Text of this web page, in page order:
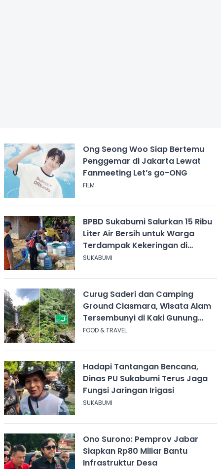
Ong Seong Woo Siap Bertemu
Penggemar di Jakarta Lewat
Fanmeeting Let’s go-ONG
FILM
BPBD Sukabumi Salurkan 15 Ribu
Liter Air Bersih untuk Warga
Terdampak Kekeringan di
Cicurug
SUKABUMI
Curug Saderi dan Camping
Ground Ciasmara, Wisata Alam
Tersembunyi di Kaki Gunung
Salak
FOOD & TRAVEL
Hadapi Tantangan Bencana,
Dinas PU Sukabumi Terus Jaga
Fungsi Jaringan Irigasi
SUKABUMI
Ono Surono: Pemprov Jabar
Siapkan Rp80 Miliar Bantu
Infrastruktur Desa